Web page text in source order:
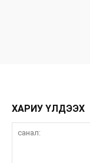
ХАРИУ ҮЛДЭЭХ